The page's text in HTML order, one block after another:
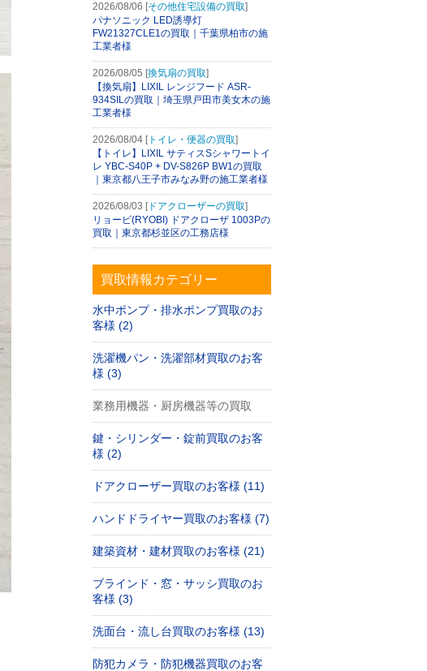
2026/08/06 [その他住宅設備の買取]
パナソニック LED誘導灯
FW21327CLE1の買取｜千葉県柏市の施
工業者様
2026/08/05 [換気扇の買取]
【換気扇】LIXIL レンジフード ASR-
934SILの買取｜埼玉県戸田市美女木の施
工業者様
2026/08/04 [トイレ・便器の買取]
【トイレ】LIXIL サティスSシャワートイ
レ YBC-S40P + DV-S826P BW1の買取
｜東京都八王子市みなみ野の施工業者様
2026/08/03 [ドアクローザーの買取]
リョービ(RYOBI) ドアクローザ 1003Pの
買取｜東京都杉並区の工務店様
買取情報カテゴリー
水中ポンプ・排水ポンプ買取のお
客様 (2)
洗濯機パン・洗濯部材買取のお客
様 (3)
業務用機器・厨房機器等の買取
鍵・シリンダー・錠前買取のお客
様 (2)
ドアクローザー買取のお客様 (11)
ハンドドライヤー買取のお客様 (7)
建築資材・建材買取のお客様 (21)
ブラインド・窓・サッシ買取のお
客様 (3)
洗面台・流し台買取のお客様 (13)
防犯カメラ・防犯機器買取のお客